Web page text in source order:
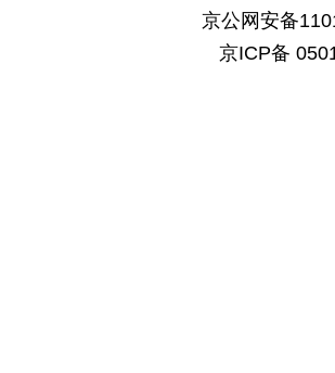
京公网安备
京ICP备